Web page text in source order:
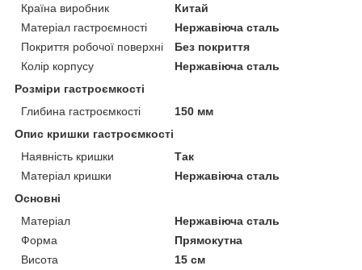
Країна виробник
Китай
Матеріал гастроємності
Нержавіюча сталь
Покриття робочої поверхні
Без покриття
Колір корпусу
Нержавіюча сталь
Розміри гастроємкості
Глибина гастроємкості
150 мм
Опис кришки гастроємкості
Наявність кришки
Так
Матеріал кришки
Нержавіюча сталь
Основні
Матеріал
Нержавіюча сталь
Форма
Прямокутна
Висота
15 см